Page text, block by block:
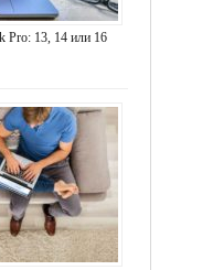
Pro: 13, 14 или 16